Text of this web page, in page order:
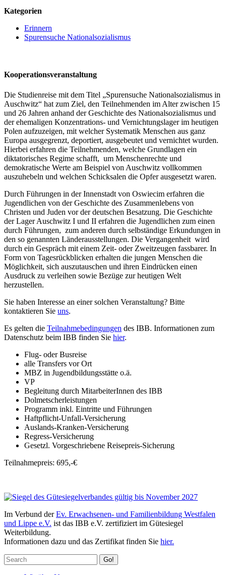
Kategorien
Erinnern
Spurensuche Nationalsozialismus
Kooperationsveranstaltung
Die Studienreise mit dem Titel „Spurensuche Nationalsozialismus in
Auschwitz“ hat zum Ziel, den Teilnehmenden im Alter zwischen 15
und 26 Jahren anhand der Geschichte des Nationalsozialismus und
der ehemaligen Konzentrations- und Vernichtungslager im heutigen
Polen aufzuzeigen, mit welcher Systematik Menschen aus ganz
Europa ausgegrenzt, deportiert, ausgebeutet und vernichtet wurden.
Hierbei erfahren die Teilnehmenden, welche Grundlagen ein
diktatorisches Regime schafft, um Menschenrechte und
demokratische Werte am Beispiel von Auschwitz vollkommen
auszuhebeln und welchen Schicksalen die Opfer ausgesetzt waren.
Durch Führungen in der Innenstadt von Oswiecim erfahren die
Jugendlichen von der Geschichte des Zusammenlebens von
Christen und Juden vor der deutschen Besatzung. Die Geschichte
der Lager Auschwitz I und II erfahren die Jugendlichen zum einen
durch Führungen, zum anderen durch selbständige Erkundungen in
den so genannten Länderausstellungen. Die Vergangenheit wird
durch ein Gespräch mit einem Zeit- oder Zweitzeugen fassbarer. In
Form von Tagesrückblicken erhalten die jungen Menschen die
Möglichkeit, sich auszutauschen und ihren Eindrücken einen
Ausdruck zu verleihen sowie Bezüge zur heutigen Welt
herzustellen.
Sie haben Interesse an einer solchen Veranstaltung? Bitte
kontaktieren Sie uns.
Es gelten die Teilnahmebedingungen des IBB. Informationen zum
Datenschutz beim IBB finden Sie hier.
Flug- oder Busreise
alle Transfers vor Ort
MBZ in Jugendbildungsstätte o.ä.
VP
Begleitung durch MitarbeiterInnen des IBB
Dolmetscherleistungen
Programm inkl. Eintritte und Führungen
Haftpflicht-Unfall-Versicherung
Auslands-Kranken-Versicherung
Regress-Versicherung
Gesetzl. Vorgeschriebene Reisepreis-Sicherung
Teilnahmepreis: 695,-€
Im Verbund derEv. Erwachsenen- und Familienbildung Westfalen
und Lippe e.V. ist das IBB e.V. zertifiziert im Gütesiegel
Weiterbildung.
Informationen dazu und das Zertifikat finden Sie hier.
Go!